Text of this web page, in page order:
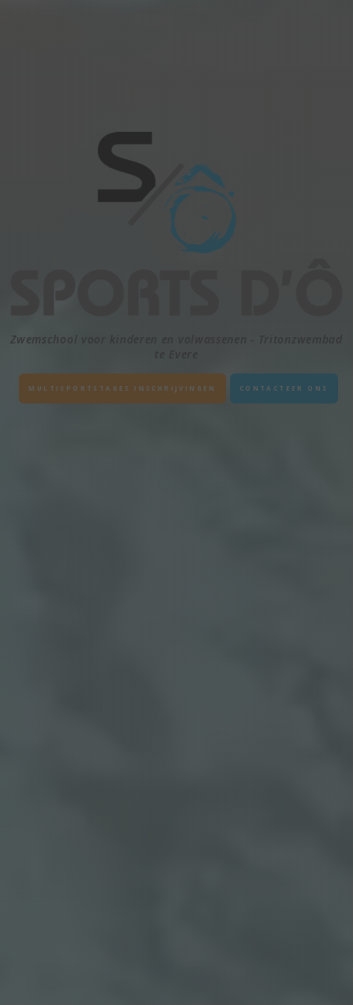
Zwemschool voor kinderen en volwassenen - Tritonzwembad
MULTISPORTSTAGES INSCHRIJVINGEN CONTACTEER ONS